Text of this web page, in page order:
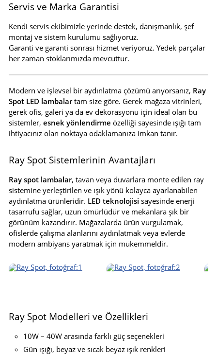
Servis ve Marka Garantisi
Kendi servis ekibimizle yerinde destek, danışmanlık, şef
montaj ve sistem kurulumu sağlıyoruz.
Garanti ve garanti sonrası hizmet veriyoruz. Yedek parçalar
her zaman stoklarımızda mevcuttur.
Modern ve işlevsel bir aydınlatma çözümü arıyorsanız, Ray
Spot LED lambalartam size göre. Gerek mağaza vitrinleri,
gerek ofis, galeri ya da ev dekorasyonu için ideal olan bu
sistemler, esnek yönlendirme özelliği sayesinde ışığı tam
ihtiyacınız olan noktaya odaklamanıza imkan tanır.
Ray Spot Sistemlerinin Avantajları
Ray spot lambalar, tavan veya duvarlara monte edilen ray
sistemine yerleştirilen ve ışık yönü kolayca ayarlanabilen
aydınlatma ürünleridir. LED teknolojisi sayesinde enerji
tasarrufu sağlar, uzun ömürlüdür ve mekanlara şık bir
görünüm kazandırır. Mağazalarda ürün vurgulamak,
ofislerde çalışma alanlarını aydınlatmak veya evlerde
modern ambiyans yaratmak için mükemmeldir.
Ray Spot Modelleri ve Özellikleri
10W – 40W arasında farklı güç seçenekleri
Gün ışığı, beyaz ve sıcak beyaz ışık renkleri